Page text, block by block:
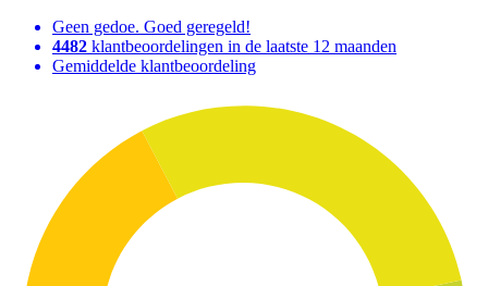
Geen gedoe. Goed geregeld!
4482 klantbeoordelingen in de laatste 12 maanden
Gemiddelde klantbeoordeling